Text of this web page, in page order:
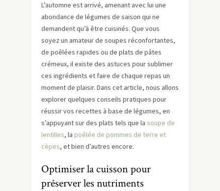
L’automne est arrivé, amenant avec lui une
abondance de légumes de saison qui ne
demandent qu’à être cuisinés. Que vous
soyez un amateur de soupes réconfortantes,
de poêlées rapides ou de plats de pâtes
crémeux, il existe des astuces pour sublimer
ces ingrédients et faire de chaque repas un
moment de plaisir. Dans cet article, nous allons
explorer quelques conseils pratiques pour
réussir vos recettes à base de légumes, en
s’appuyant sur des plats tels que la soupe de
lentilles, la poêlée de pommes de terre et
cèpes, et bien d’autres encore.
Optimiser la cuisson pour
préserver les nutriments